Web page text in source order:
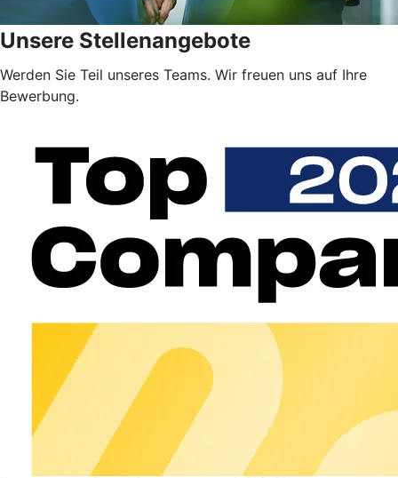
Unsere Stellenangebote
Werden Sie Teil unseres Teams. Wir freuen uns auf Ihre
Bewerbung.